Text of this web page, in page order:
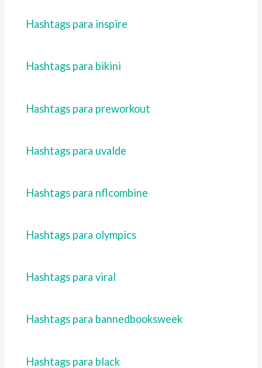
Hashtags para inspire
Hashtags para bikini
Hashtags para preworkout
Hashtags para uvalde
Hashtags para nflcombine
Hashtags para olympics
Hashtags para viral
Hashtags para bannedbooksweek
Hashtags para black